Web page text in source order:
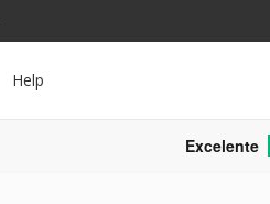
Help
Excelente